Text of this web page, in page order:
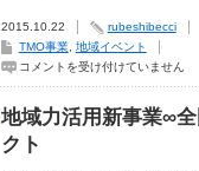
2015.10.22
rubeshibecci
TMO事業, 地域イベント
ま
な
か・
に
コメントを受け付けていません
地域力活用新事業∞
クト